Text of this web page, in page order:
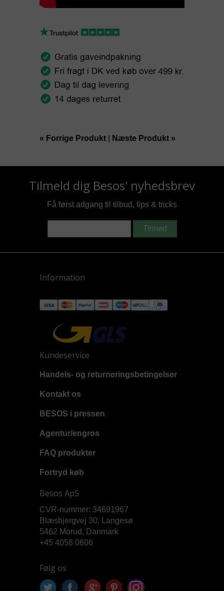
« Forrige Produkt Næste Produkt »
Tilmeld dig Besos' nyhedsbrev
Få først adgang til tilbud, tips & tricks
Tilmed
Information
Kundeservice
Handels- og returneringsbetingelser
Kontakt os
BESOS i pressen
Agentur/engros
FAQ produkter
Fortryd køb
Besos ApS
CVR-nummer: 34691967
Blæsbjergvej 30, Langesø
5462 Morud, Danmark
+45 4058 0606
Følg os